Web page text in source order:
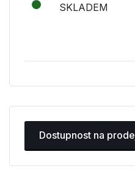
SKLADEM
Dostupnost na